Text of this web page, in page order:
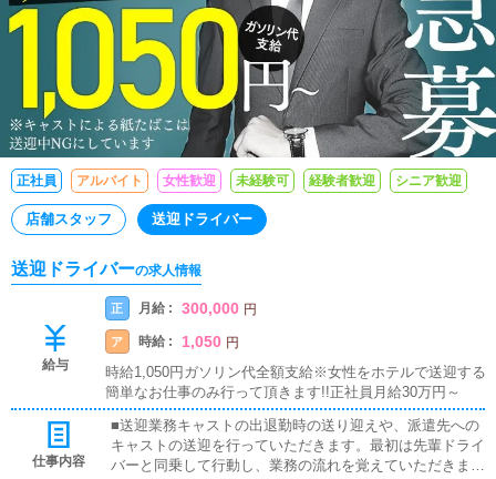
正社員 アルバイト 女性歓迎 未経験可 経験者歓迎 シニア歓迎
店舗スタッフ 送迎ドライバー
送迎ドライバーの求人情報
給与
正 月給 : 300,000 円
ア 時給 : 1,050 円
時給1,050円ガソリン代全額支給※女性をホテルで送迎する
簡単なお仕事のみ行って頂きます!!正社員月給30万円～
仕事内容
■送迎業務キャストの出退勤時の送り迎えや、派遣先への
キャストの送迎を行っていただきます。最初は先輩ドライ
バーと同乗して行動し、業務の流れを覚えていただきます